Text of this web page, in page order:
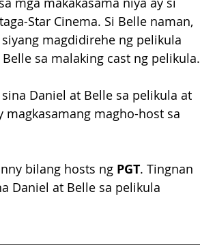
Star Cinema. Si Belle naman,
magdidirehe ng pelikula
sa malaking cast ng pelikula.
Daniel at Belle sa pelikula at
magho-host sa
bilang hosts ng PGT. Tingnan
Daniel at Belle sa pelikula